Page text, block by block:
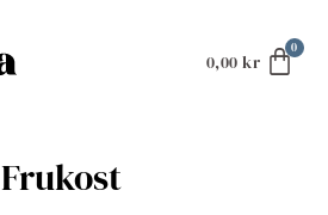
0,00 kr
Frukost